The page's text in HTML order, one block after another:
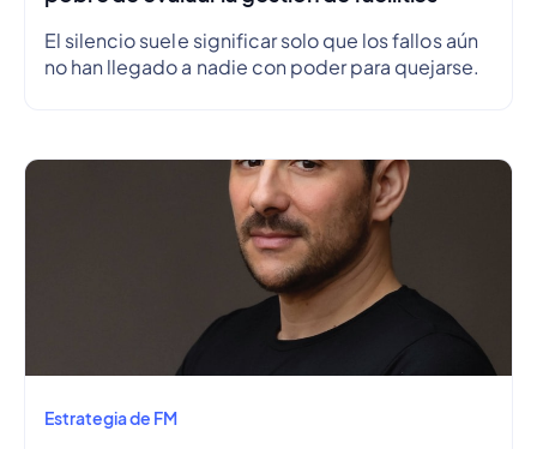
El silencio suele significar solo que los fallos aún
no han llegado a nadie con poder para quejarse.
Estrategia de FM